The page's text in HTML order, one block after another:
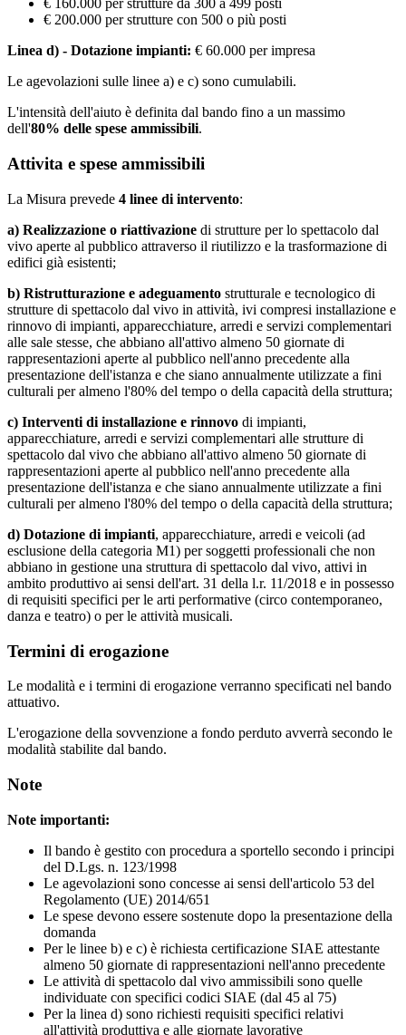
€ 160.000 per strutture da 300 a 499 posti
€ 200.000 per strutture con 500 o più posti
Linea d) - Dotazione impianti: € 60.000 per impresa
Le agevolazioni sulle linee a) e c) sono cumulabili.
L'intensità dell'aiuto è definita dal bando fino a un massimo
dell'80% delle spese ammissibili.
Attivita e spese ammissibili
La Misura prevede 4 linee di intervento:
a) Realizzazione o riattivazione di strutture per lo spettacolo dal
vivo aperte al pubblico attraverso il riutilizzo e la trasformazione di
edifici già esistenti;
b) Ristrutturazione e adeguamento strutturale e tecnologico di
strutture di spettacolo dal vivo in attività, ivi compresi installazione e
rinnovo di impianti, apparecchiature, arredi e servizi complementari
alle sale stesse, che abbiano all'attivo almeno 50 giornate di
rappresentazioni aperte al pubblico nell'anno precedente alla
presentazione dell'istanza e che siano annualmente utilizzate a fini
culturali per almeno l'80% del tempo o della capacità della struttura;
c) Interventi di installazione e rinnovo di impianti,
apparecchiature, arredi e servizi complementari alle strutture di
spettacolo dal vivo che abbiano all'attivo almeno 50 giornate di
rappresentazioni aperte al pubblico nell'anno precedente alla
presentazione dell'istanza e che siano annualmente utilizzate a fini
culturali per almeno l'80% del tempo o della capacità della struttura;
d) Dotazione di impianti, apparecchiature, arredi e veicoli (ad
esclusione della categoria M1) per soggetti professionali che non
abbiano in gestione una struttura di spettacolo dal vivo, attivi in
ambito produttivo ai sensi dell'art. 31 della l.r. 11/2018 e in possesso
di requisiti specifici per le arti performative (circo contemporaneo,
danza e teatro) o per le attività musicali.
Termini di erogazione
Le modalità e i termini di erogazione verranno specificati nel bando
attuativo.
L'erogazione della sovvenzione a fondo perduto avverrà secondo le
modalità stabilite dal bando.
Note
Note importanti:
Il bando è gestito con procedura a sportello secondo i principi
del D.Lgs. n. 123/1998
Le agevolazioni sono concesse ai sensi dell'articolo 53 del
Regolamento (UE) 2014/651
Le spese devono essere sostenute dopo la presentazione della
domanda
Per le linee b) e c) è richiesta certificazione SIAE attestante
almeno 50 giornate di rappresentazioni nell'anno precedente
Le attività di spettacolo dal vivo ammissibili sono quelle
individuate con specifici codici SIAE (dal 45 al 75)
Per la linea d) sono richiesti requisiti specifici relativi
all'attività produttiva e alle giornate lavorative